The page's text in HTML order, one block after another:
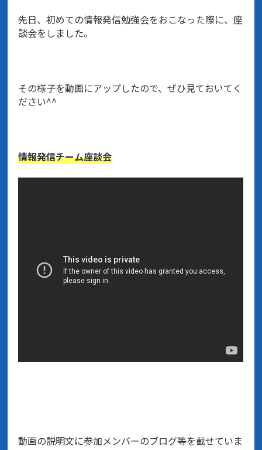
先日、初めての情報発信勉強会をおこなった際に、座
談会をしました。
その様子を動画にアップしたので、ぜひ見ておいてく
ださい^^
情報発信チーム座談会
動画の説明文に参加メンバーのブログ等を載せていま